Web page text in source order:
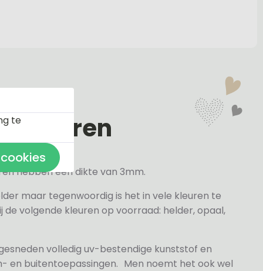
kleuren
hebben een dikte van 3mm.
maar tegenwoordig is het in vele kleuren te
de volgende kleuren op voorraad: helder, opaal,
volledig uv-bestendige kunststof en
en buitentoepassingen. Men noemt het ook wel
te